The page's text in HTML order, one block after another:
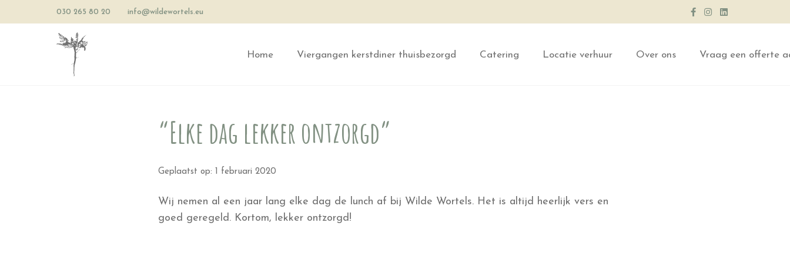
030 265 80 20 info@wildewortels.eu
Home Viergangen kerstdiner thuisbezorgd Catering Locatie verhuur Over ons Vraag een offerte
“Elke dag lekker ontzorgd”
Geplaatst op: 1 februari 2020
Wij nemen al een jaar lang elke dag de lunch af bij Wilde Wortels. Het is altijd heerlijk vers en
goed geregeld. Kortom, lekker ontzorgd!